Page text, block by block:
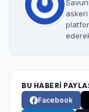
BU HABERİ
Facebook